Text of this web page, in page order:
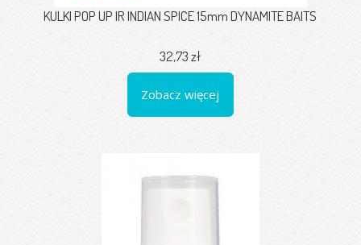
KULKI POP UP IR INDIAN SPICE 15mm DYNAMITE BAITS
32,73 zł
Zobacz więcej